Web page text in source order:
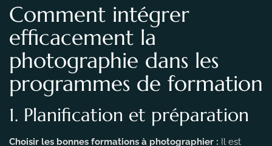
Comment intégrer
efficacement la
photographie dans les
programmes de formation
1. Planification et préparation
Choisir les bonnes formations à photographier : Il est